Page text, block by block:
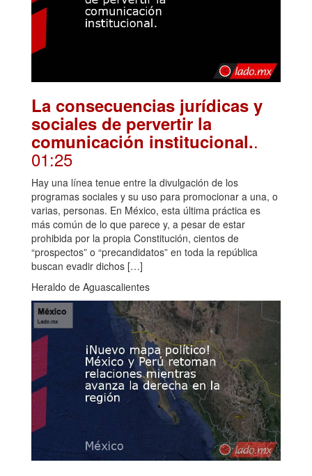
La consecuencias jurídicas y
sociales de pervertir la
comunicación institucional..
01:25
Hay una línea tenue entre la divulgación de los
programas sociales y su uso para promocionar a una, o
varias, personas. En México, esta última práctica es
más común de lo que parece y, a pesar de estar
prohibida por la propia Constitución, cientos de
“prospectos” o “precandidatos” en toda la república
buscan evadir dichos […]
Heraldo de Aguascalientes